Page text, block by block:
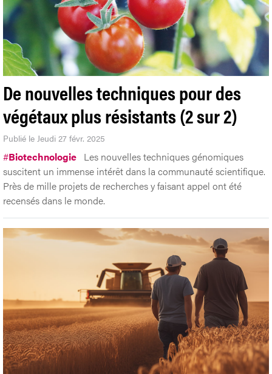
De nouvelles techniques pour des
végétaux plus résistants (2 sur 2)
Publié le Jeudi 27 févr. 2025
#Biotechnologie Les nouvelles techniques génomiques
suscitent un immense intérêt dans la communauté scientifique.
Près de mille projets de recherches y faisant appel ont été
recensés dans le monde.